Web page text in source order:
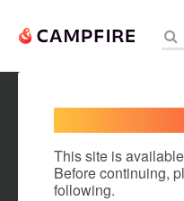
This site is
Before continuing,
following.